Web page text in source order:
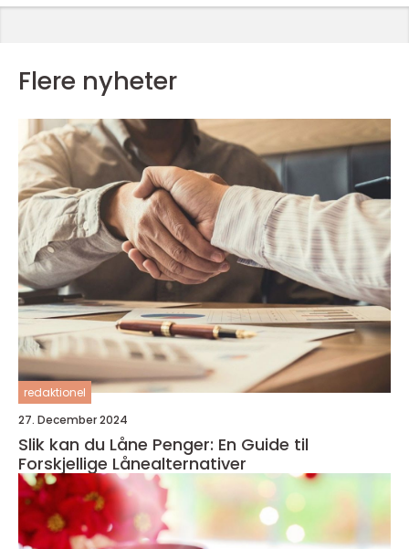
Flere nyheter
redaktionel
27. December 2024
Slik kan du Låne Penger: En Guide til
Forskjellige Lånealternativer